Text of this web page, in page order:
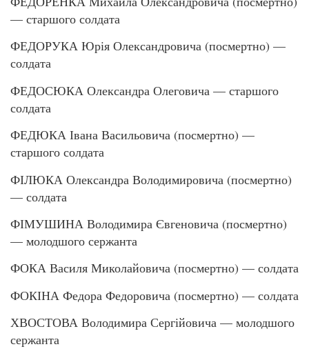
— старшого солдата
ФЕДОРУКА Юрія Олександровича (посмертно) —
солдата
ФЕДОСЮКА Олександра Олеговича — старшого
солдата
ФЕДЮКА Івана Васильовича (посмертно) —
старшого солдата
ФІЛЮКА Олександра Володимировича (посмертно)
— солдата
ФІМУШИНА Володимира Євгеновича (посмертно)
— молодшого сержанта
ФОКА Василя Миколайовича (посмертно) — солдата
ФОКІНА Федора Федоровича (посмертно) — солдата
ХВОСТОВА Володимира Сергійовича — молодшого
сержанта